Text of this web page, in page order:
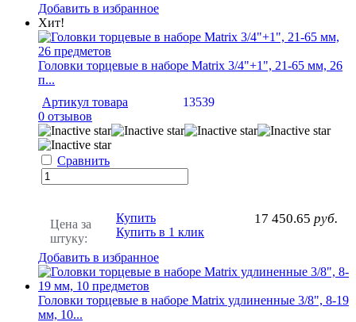
Добавить в избранное
Хит!
Головки торцевые в наборе Matrix 3/4"+1", 21-65 мм, 26
п...
Артикул товара
13539
0 отзывов
Сравнить
Цена за
штуку:
17 450.65 руб.
Купить
Купить в 1 клик
Добавить в избранное
Головки торцевые в наборе Matrix удлиненные 3/8", 8-19
мм, 10...